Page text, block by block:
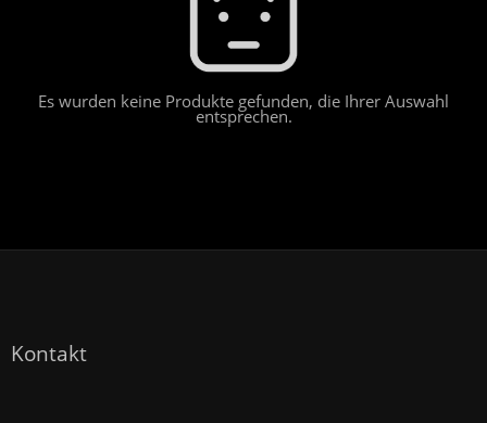
Es wurden keine Produkte gefunden, die Ihrer Auswahl
entsprechen.
Kontakt